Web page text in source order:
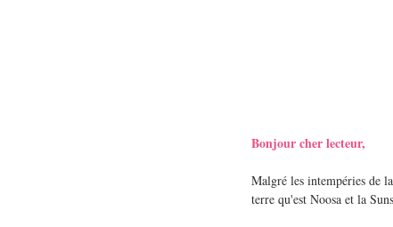
Bonjour cher lecteur,
Malgré les intempéries de
terre qu'est Noosa et la